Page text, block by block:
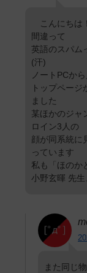
こんにちは
間違って
英語のスパム
(汗)
ノートPCか
トップペー
ました
某ほかのジャ
ロイン3人の
顔が同系統に
っています
私も「ほのか
小野玄暉 先
また同じ